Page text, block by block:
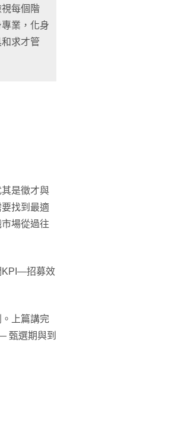
每個階
業，化身
求才管
是徵才與
找到最適
場從過往
KPI—招募效
上篇講完
甄選期與到